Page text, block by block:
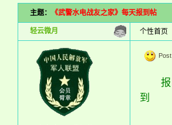
新的主题
投票帖
小字报
主题： 《武警水电战友之家》每天报到帖
轻云微月 个性首页
报
到